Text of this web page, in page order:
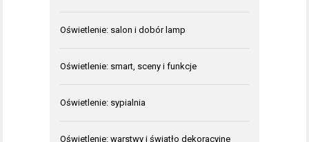
Oświetlenie: salon i dobór lamp
Oświetlenie: smart, sceny i funkcje
Oświetlenie: sypialnia
Oświetlenie: warstwy i światło dekoracyjne